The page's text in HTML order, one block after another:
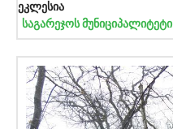
ეკლესია
საგარეჯოს მუნიციპალიტეტი